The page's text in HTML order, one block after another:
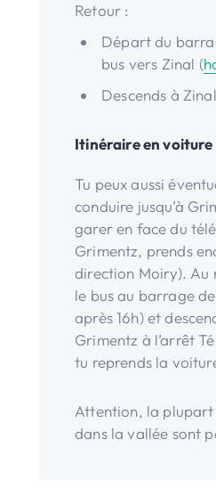
Retour :
Départ du
bus vers Zinal (
Descends à
Itinéraire en voiture
Tu peux aussi
conduire jusqu’à
garer en face du
Grimentz, prends
direction Moiry). Au
le bus au barrage
après 16h) et
Grimentz à l’arrêt
tu reprends la
Attention, la plupart
dans la vallée sont